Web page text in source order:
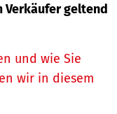
Verkäufer geltend
und wie Sie
wir in diesem